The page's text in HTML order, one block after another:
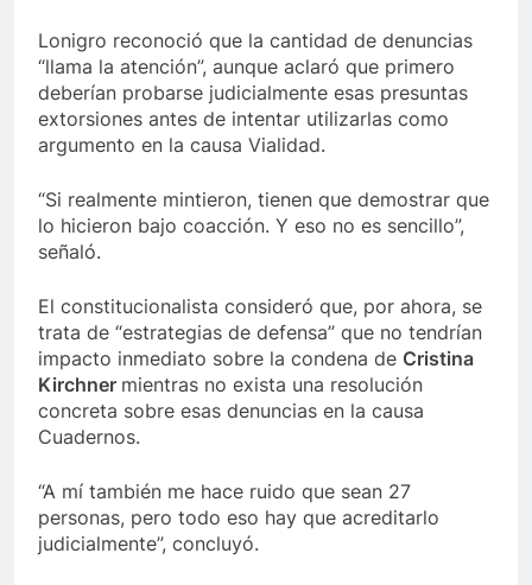
Lonigro reconoció que la cantidad de denuncias
“llama la atención”, aunque aclaró que primero
deberían probarse judicialmente esas presuntas
extorsiones antes de intentar utilizarlas como
argumento en la causa Vialidad.
“Si realmente mintieron, tienen que demostrar que
lo hicieron bajo coacción. Y eso no es sencillo”,
señaló.
El constitucionalista consideró que, por ahora, se
trata de “estrategias de defensa” que no tendrían
impacto inmediato sobre la condena de Cristina
Kirchner mientras no exista una resolución
concreta sobre esas denuncias en la causa
Cuadernos.
“A mí también me hace ruido que sean 27
personas, pero todo eso hay que acreditarlo
judicialmente”, concluyó.